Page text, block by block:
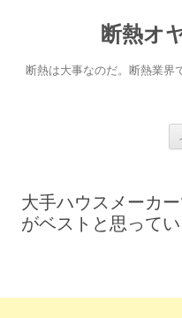
断熱オ
断熱は大事なのだ。断熱業界
大手ハウスメーカ
がベストと思って